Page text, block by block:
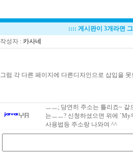
:::: 게시판이 3개라면
작성자 : 카사네
그럼 각 다른 페이지에 다른디자인으로 삽입을 못
ㅡㅡ; 당연히 주소는 틀리죠~
는ㅡㅡ? 신청하셨으면 위에 `My
사용법등 주소랑 나와여 ^^